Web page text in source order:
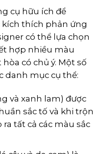
cụ hữu ích để
thích phản ứng
có thể lựa chọn
hợp nhiều màu
có chủ ý. Một số
danh mục cụ thể:
và xanh lam) được
sắc tố và khi trộn
tất cả các màu sắc